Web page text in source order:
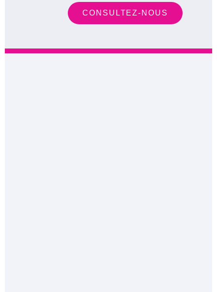
CONSULTEZ-NOUS